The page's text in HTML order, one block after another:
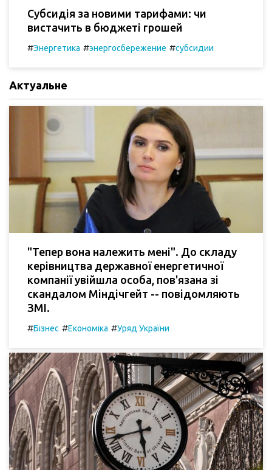
Субсидія за новими тарифами: чи
вистачить в бюджеті грошей
#Энергетика #энергосбережение #субсидии
Актуальне
"Тепер вона належить мені". До складу
керівництва державної енергетичної
компанії увійшла особа, пов'язана зі
скандалом Міндічгейт -- повідомляють
ЗМІ.
#Бізнес #Економіка #Уряд України